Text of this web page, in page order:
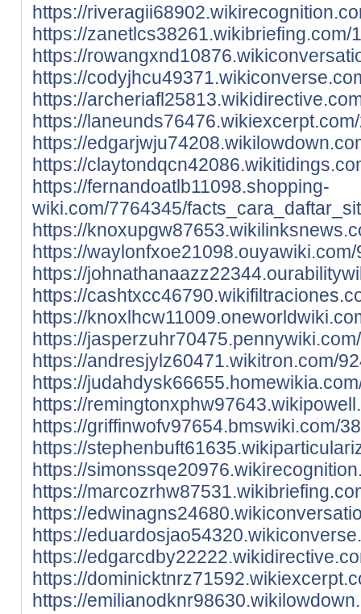
https://
https://
https://
https://
https://
https://
https://
https://
https://fernandoatlb11098.shopping-
wiki.com/7764345/
https://
https://
https://
https://
https://
https://
https://andresjylz60471.wikitron.com/
https://
https://
https://griffinwofv97654.bmswiki.com/
https://
https://
https://
https://
https://
https://
https://
https://